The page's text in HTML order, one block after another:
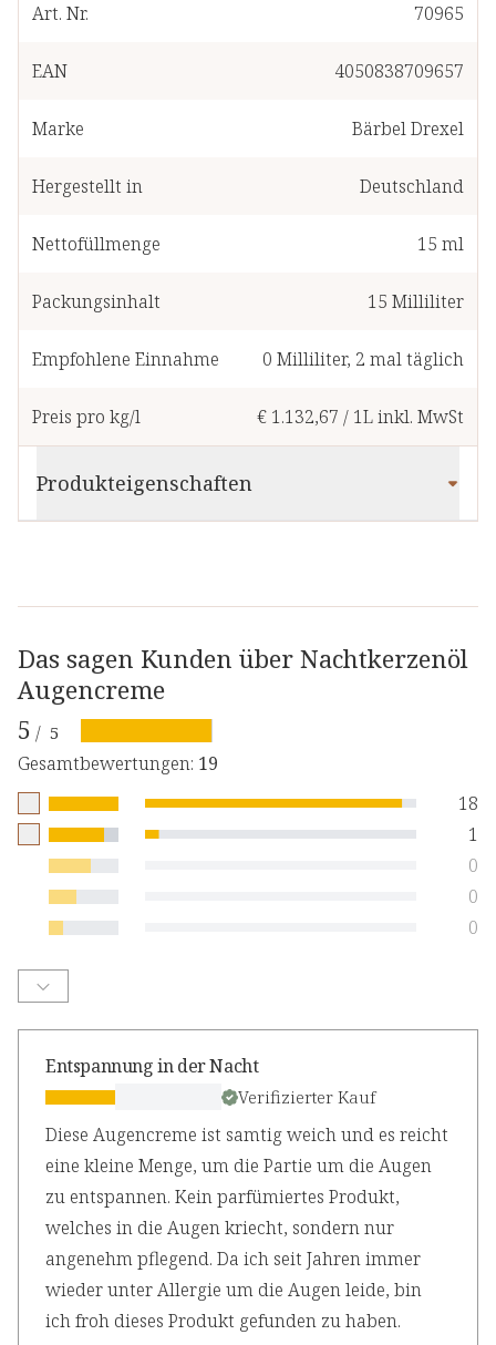
Art. Nr. 70965
EAN 4050838709657
Marke Bärbel Drexel
Hergestellt in Deutschland
Nettofüllmenge 15 ml
Packungsinhalt 15 Milliliter
Empfohlene Einnahme 0 Milliliter, 2 mal täglich
Preis pro kg/l € 1.132,67 / 1Linkl. MwSt
Produkteigenschaften
Das sagen Kunden über Nachtkerzenöl
Augencreme
5 / 5
Gesamtbewertungen: 19
18
1
0
0
0
Entspannung in der Nacht
Verifizierter Kauf
Diese Augencreme ist samtig weich und es reicht
eine kleine Menge, um die Partie um die Augen
zu entspannen. Kein parfümiertes Produkt,
welches in die Augen kriecht, sondern nur
angenehm pflegend. Da ich seit Jahren immer
wieder unter Allergie um die Augen leide, bin
ich froh dieses Produkt gefunden zu haben.